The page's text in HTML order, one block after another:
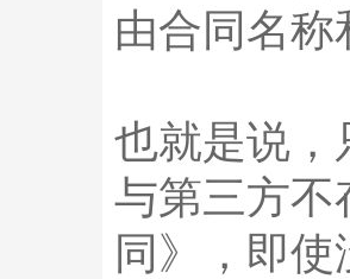
由合同名
也就是说，
与第三方不
同》，即